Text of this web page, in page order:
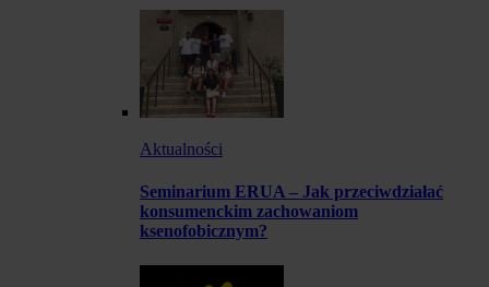
Aktualności
Seminarium ERUA – Jak przeciwdziałać
konsumenckim zachowaniom
ksenofobicznym?